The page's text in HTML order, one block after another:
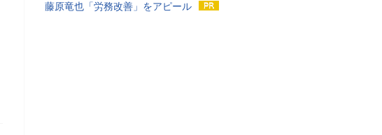
藤原竜也「労務改善」をアピール